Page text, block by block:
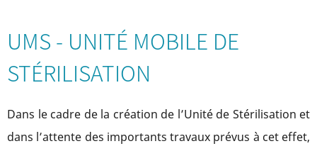
UMS - UNITÉ MOBILE DE
STÉRILISATION
Dans le cadre de la création de l’Unité de Stérilisation et
dans l’attente des importants travaux prévus à cet effet,